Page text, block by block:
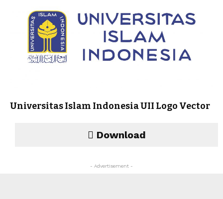
Universitas Islam Indonesia UII Logo Vector
Download
- Advertisement -